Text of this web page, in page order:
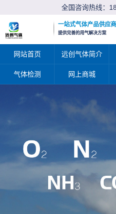
全国咨询热线：
一站式气体产品供应商
提供完善的用气解决方案
网站首页 远创气体简介
气体检测 网上商城